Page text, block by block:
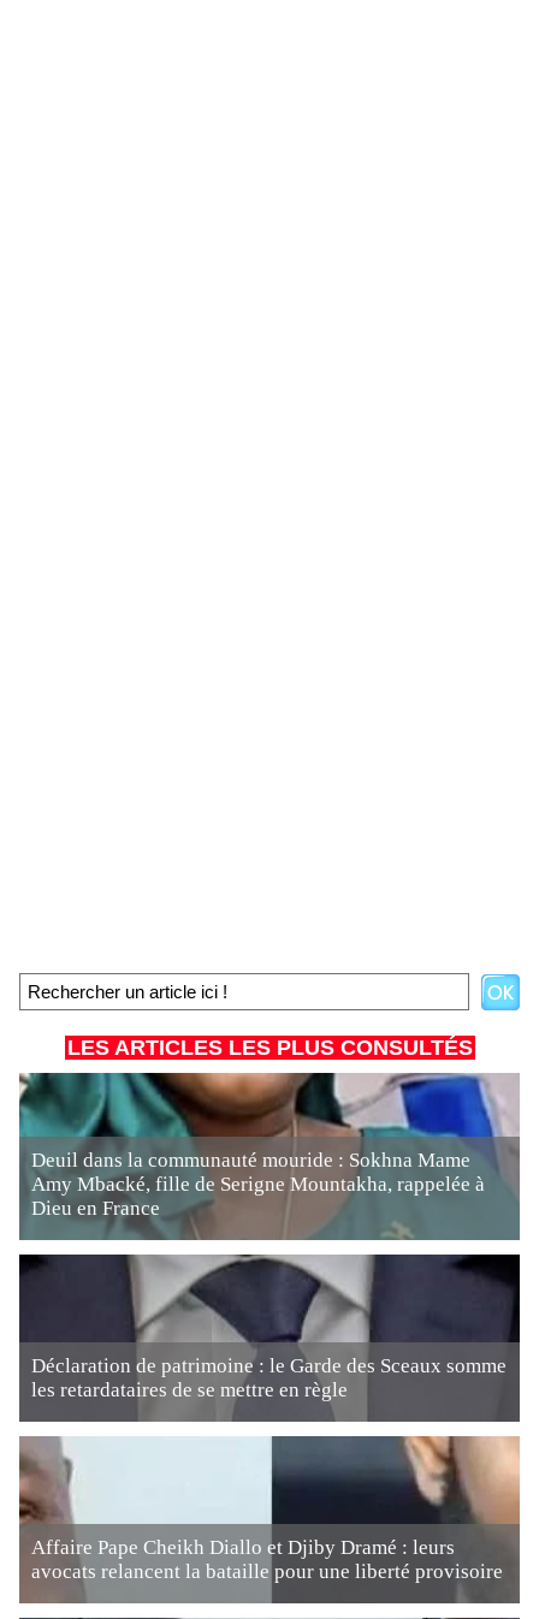
LES ARTICLES LES PLUS CONSULTÉS
Deuil dans la communauté mouride : Sokhna Mame
Amy Mbacké, fille de Serigne Mountakha, rappelée à
Dieu en France
Déclaration de patrimoine : le Garde des Sceaux somme
les retardataires de se mettre en règle
Affaire Pape Cheikh Diallo et Djiby Dramé : leurs
avocats relancent la bataille pour une liberté provisoire